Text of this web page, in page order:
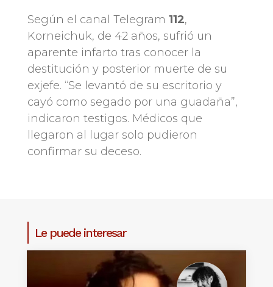
Según el canal Telegram 112,
Korneichuk, de 42 años, sufrió un
aparente infarto tras conocer la
destitución y posterior muerte de su
exjefe. “Se levantó de su escritorio y
cayó como segado por una guadaña”,
indicaron testigos. Médicos que
llegaron al lugar solo pudieron
confirmar su deceso.
Le puede interesar